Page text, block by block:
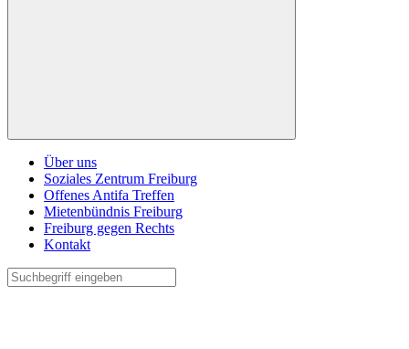
Über uns
Soziales Zentrum Freiburg
Offenes Antifa Treffen
Mietenbündnis Freiburg
Freiburg gegen Rechts
Kontakt